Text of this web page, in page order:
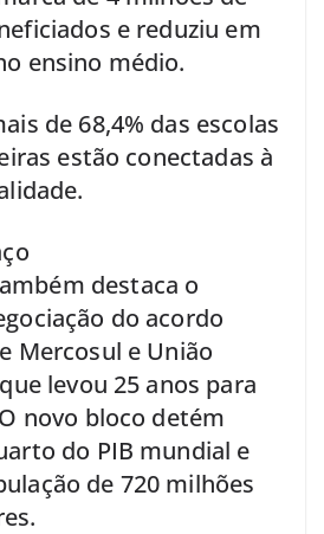
e reduziu em
ensino médio.
de 68,4% das escolas
estão conectadas à
destaca o
do acordo
Mercosul e União
levou 25 anos para
novo bloco detém
do PIB mundial e
de 720 milhões